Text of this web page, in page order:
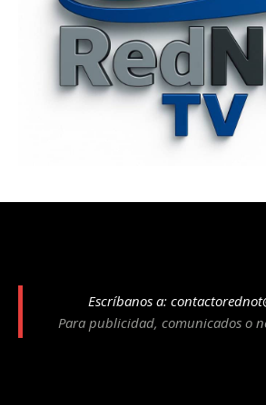
Escríbanos a:
Para publicidad, comunicados o